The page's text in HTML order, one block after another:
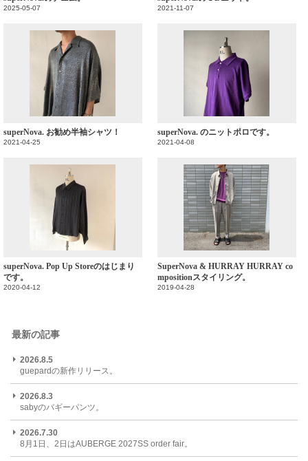
2025-05-07 2021-11-07
superNova. お勧め半袖シャツ！
2021-04-25
superNova. のニットポロです。
2021-04-08
superNova. Pop Up Storeのはじまり
です。
2020-04-12
SuperNova & HURRAY HURRAY co
mpositionスタイリング。
2019-04-28
最新の記事
2026.8.5
guepardの新作リリース。
2026.8.3
sabyのバギーパンツ。
2026.7.30
8月1日、2日はAUBERGE 2027SS order fair。